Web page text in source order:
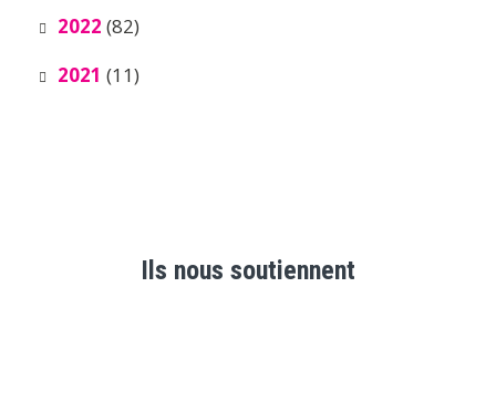
2022 (82)
2021 (11)
Ils nous soutiennent